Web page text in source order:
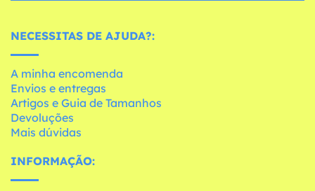
NECESSITAS DE AJUDA?:
A minha encomenda
Envios e entregas
Artigos e Guia de Tamanhos
Devoluções
Mais dúvidas
INFORMAÇÃO: